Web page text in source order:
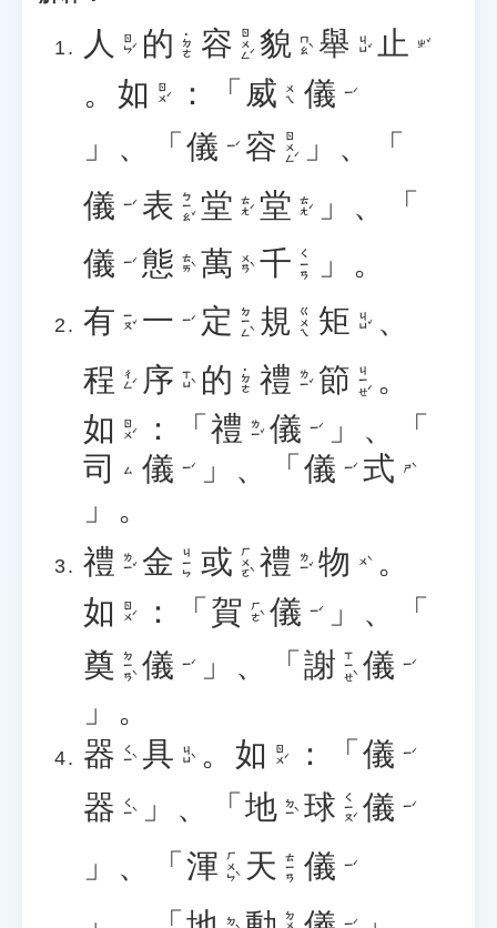
人 ㄖㄣˊ 的 ˙ㄉㄜ 容 ㄖㄨㄥˊ 貌 ㄇㄠˋ 舉 ㄐㄩˇ 止 ㄓˇ
。 如 ㄖㄨˊ ：「 威 ㄨㄟ 儀 ㄧˊ
」、「 儀 ㄧˊ 容 ㄖㄨㄥˊ
」、「
儀
ㄧˊ 表 ㄅㄧㄠˇ 堂 ㄊㄤˊ 堂 ㄊㄤˊ
」、「
儀
ㄧˊ 態 ㄊㄞˋ 萬 ㄨㄢˋ 千 ㄑㄧㄢ
」。
有 ㄧㄡˇ 一 ㄧˊ 定 ㄉㄧㄥˋ 規 ㄍㄨㄟ 矩 ㄐㄩˇ 、
程 ㄔㄥˊ 序 ㄒㄩˋ 的 ˙ㄉㄜ 禮 ㄌㄧˇ 節 ㄐㄧㄝˊ 。
如 ㄖㄨˊ ：「 禮 ㄌㄧˇ 儀 ㄧˊ
」、「
司
ㄙ 儀 ㄧˊ 」、「 儀 ㄧˊ 式 ㄕˋ
」。
禮 ㄌㄧˇ 金 ㄐㄧㄣ 或 ㄏㄨㄛˋ 禮 ㄌㄧˇ 物 ㄨˋ
。
如 ㄖㄨˊ ：「 賀 ㄏㄜˋ 儀 ㄧˊ
」、「
奠 ㄉㄧㄢˋ 儀 ㄧˊ 」、「 謝 ㄒㄧㄝˋ 儀 ㄧˊ
」。
器 ㄑㄧˋ 具 ㄐㄩˋ 。 如 ㄖㄨˊ ：「 儀 ㄧˊ
器 ㄑㄧˋ 」、「 地 ㄉㄧˋ 球 ㄑㄧㄡˊ 儀 ㄧˊ
」、「 渾 ㄏㄨㄣˋ 天 ㄊㄧㄢ 儀 ㄧˊ